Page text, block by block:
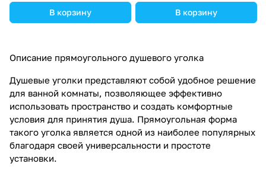
В корзину В корзину
Описание прямоугольного душевого уголка
Душевые уголки представляют собой удобное решение
для ванной комнаты, позволяющее эффективно
использовать пространство и создать комфортные
условия для принятия душа. Прямоугольная форма
такого уголка является одной из наиболее популярных
благодаря своей универсальности и простоте
установки.